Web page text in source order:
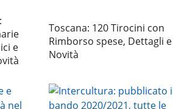
e
Toscana: 120 Tirocini con
Rimborso spese, Dettagli e
Novità